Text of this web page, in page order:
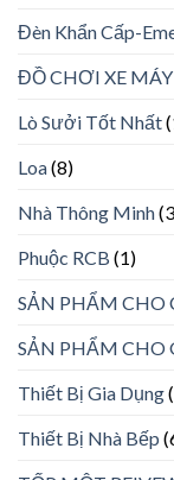
Đèn Khẩn Cấp-
ĐỒ CHƠI XE MÁY
Lò Sưởi Tốt Nhất
Loa(8)
Nhà Thông Minh
Phuộc RCB (1)
SẢN PHẨM CHO
SẢN PHẨM CHO
Thiết Bị Gia Dụng
Thiết Bị Nhà Bếp